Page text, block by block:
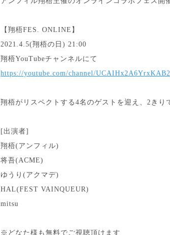
【翔梧FES. ONLINE】
2021.4.5(翔梧の日) 21:00
翔梧YouTubeチャンネルにて
https://youtube.com/channel/
翔梧がリスペクトする4名のゲストを迎え、2きり
[出演者]
翔梧(アンフィル)
将吾(ACME)
ゆうり(アクマデ)
HAL(FEST VAINQUEUR)
mitsu
※どなた様も無料でご視聴頂けます